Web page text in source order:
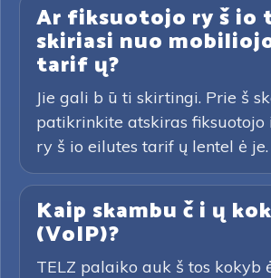
Ar fiksuotojo ry š io
skiriasi nuo
tarif ų?
Jie gali b ū ti skirtingi. Prie š
patikrinkite atskiras
ry š io eilutes tarif ų lentel ė je.
Kaip skambu č i ų
(VoIP)?
TELZ palaiko auk š tos kokyb